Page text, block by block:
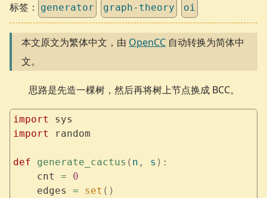
标签：
generator graph-theory oi
本文原文为繁体中文，由 OpenCC 自动转换为简体中
文。
思路是先造一棵树，然后再将树上节点换成 BCC。
import sys
import random
def generate_cactus ( n , s ):
    cnt
= 0
    edges
= set ()